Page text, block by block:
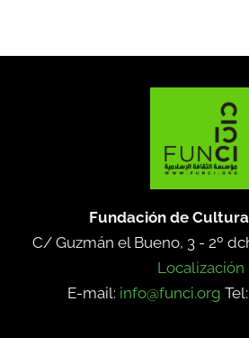
Fundación de
C/ Guzmán el Bueno, 3 - 2º
Localización
E-mail: info@funci.org